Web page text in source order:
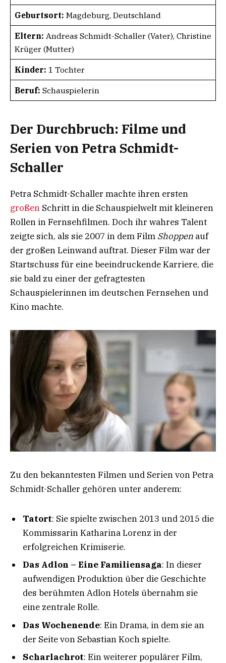
Geburtsort: Magdeburg, Deutschland
Eltern: Andreas Schmidt-Schaller (Vater), Christine
Krüger (Mutter)
Kinder: 1 Tochter
Beruf: Schauspielerin
Der Durchbruch: Filme und
Serien von Petra Schmidt-
Schaller
Petra Schmidt-Schaller machte ihren ersten
großen Schritt in die Schauspielwelt mit kleineren
Rollen in Fernsehfilmen. Doch ihr wahres Talent
zeigte sich, als sie 2007 in dem Film Shoppen auf
der großen Leinwand auftrat. Dieser Film war der
Startschuss für eine beeindruckende Karriere, die
sie bald zu einer der gefragtesten
Schauspielerinnen im deutschen Fernsehen und
Kino machte.
Zu den bekanntesten Filmen und Serien von Petra
Schmidt-Schaller gehören unter anderem:
Tatort: Sie spielte zwischen 2013 und 2015 die
Kommissarin Katharina Lorenz in der
erfolgreichen Krimiserie.
Das Adlon – Eine Familiensaga: In dieser
aufwendigen Produktion über die Geschichte
des berühmten Adlon Hotels übernahm sie
eine zentrale Rolle.
Das Wochenende: Ein Drama, in dem sie an
der Seite von Sebastian Koch spielte.
Scharlachrot: Ein weiterer populärer Film,